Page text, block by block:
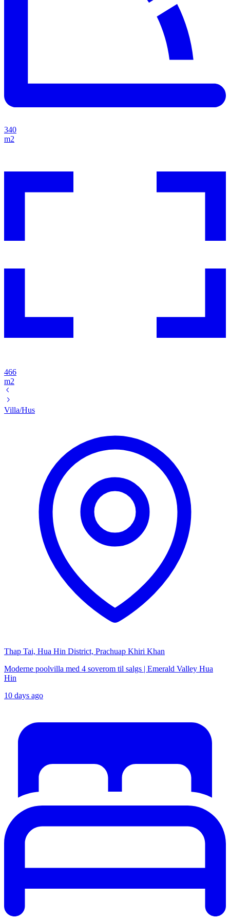
340
m2
466
m2
Villa/Hus
Thap Tai, Hua Hin District, Prachuap Khiri Khan
Moderne poolvilla med 4 soverom til salgs | Emerald Valley Hua
Hin
10 days ago